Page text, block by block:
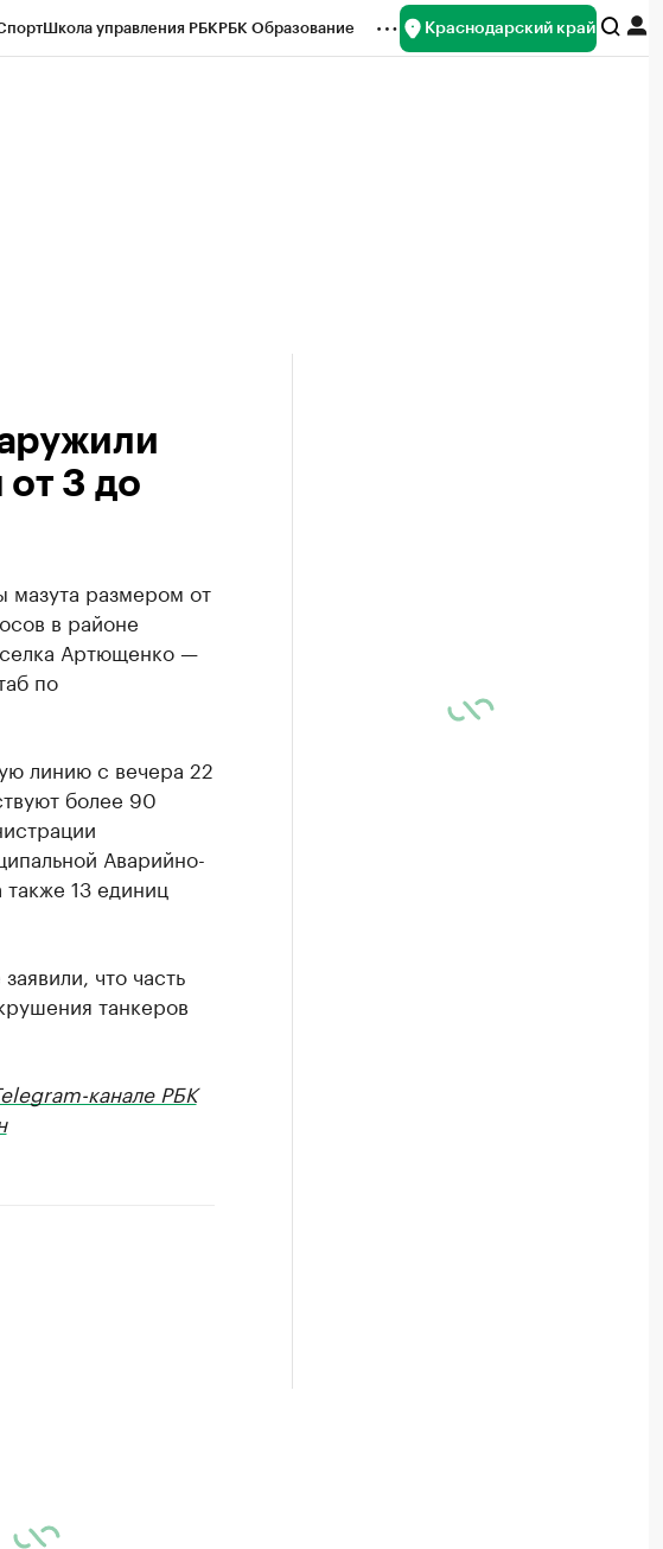
Школа управления РБКРБК Образование Краснодарский край
3 до
размером от
в районе
Артющенко —
по
линию с вечера 22
более 90
Аварийно-
13 единиц
что часть
танкеров
канале РБК